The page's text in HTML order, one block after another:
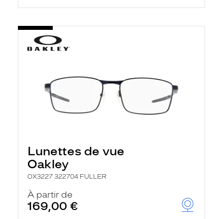
Lunettes de vue
Oakley
OX3227 322704 FULLER
À partir de
169,00 €